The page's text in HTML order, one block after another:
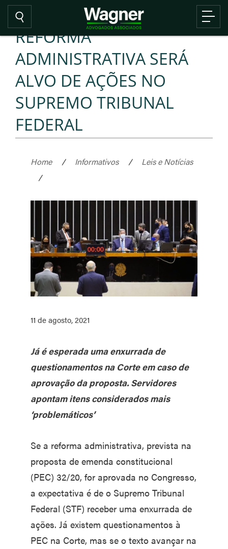
REFORMA
ADMINISTRATIVA SERÁ
ALVO DE AÇÕES NO
SUPREMO TRIBUNAL
FEDERAL
Home / Informativos /
Leis e Notícias
/
11 de agosto, 2021
Já é esperada uma enxurrada de
questionamentos na Corte em caso de
aprovação da proposta. Servidores
apontam itens considerados mais
‘problemáticos’
Se a reforma administrativa, prevista na
proposta de emenda constitucional
(PEC) 32/20, for aprovada no Congresso,
a expectativa é de o Supremo Tribunal
Federal (STF) receber uma enxurrada de
ações. Já existem questionamentos à
PEC na Corte, mas se o texto avançar na